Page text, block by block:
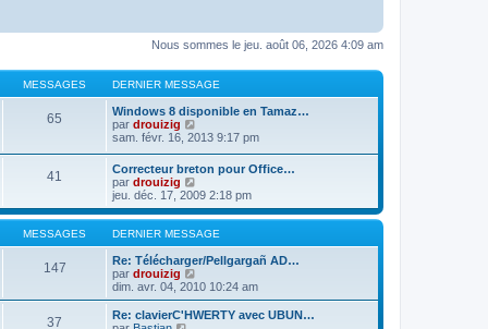
Nous sommes le jeu. août 06, 2026 4:09 am
MESSAGES DERNIER MESSAGE
65
Windows 8 disponible en Tamaz…
par drouizig
o
u
l
t
e
r
l
d
e
r
n
i
sam. févr. 16, 2013 9:17 pm
41
Correcteur breton pour Office…
par drouizig
o
n
s
u
l
t
r
l
e
jeu. déc. 17, 2009 2:18 pm
MESSAGES DERNIER MESSAGE
147
Re: Télécharger/Pellgargañ AD…
par drouizig
o
n
s
dim. avr. 04, 2010 10:24 am
37
Re: clavierC'HWERTY avec UBUN…